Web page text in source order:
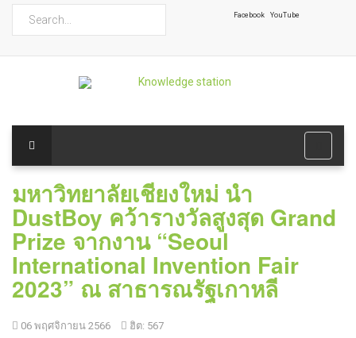
Facebook YouTube
มหาวิทยาลัยเชียงใหม่ นำ
DustBoy คว้ารางวัลสูงสุด Grand
Prize จากงาน “Seoul
International Invention Fair
2023” ณ สาธารณรัฐเกาหลี
06 พฤศจิกายน 2566 ฮิต: 567